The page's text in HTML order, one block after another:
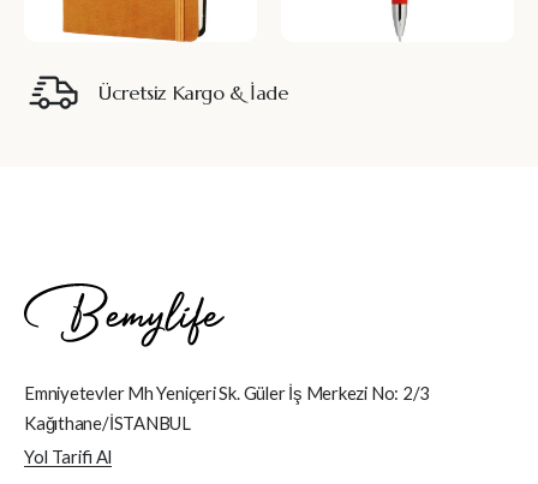
Ücretsiz Kargo & İade
Emniyetevler Mh Yeniçeri Sk. Güler İş Merkezi No: 2/3
Kağıthane/İSTANBUL
Yol Tarifi Al